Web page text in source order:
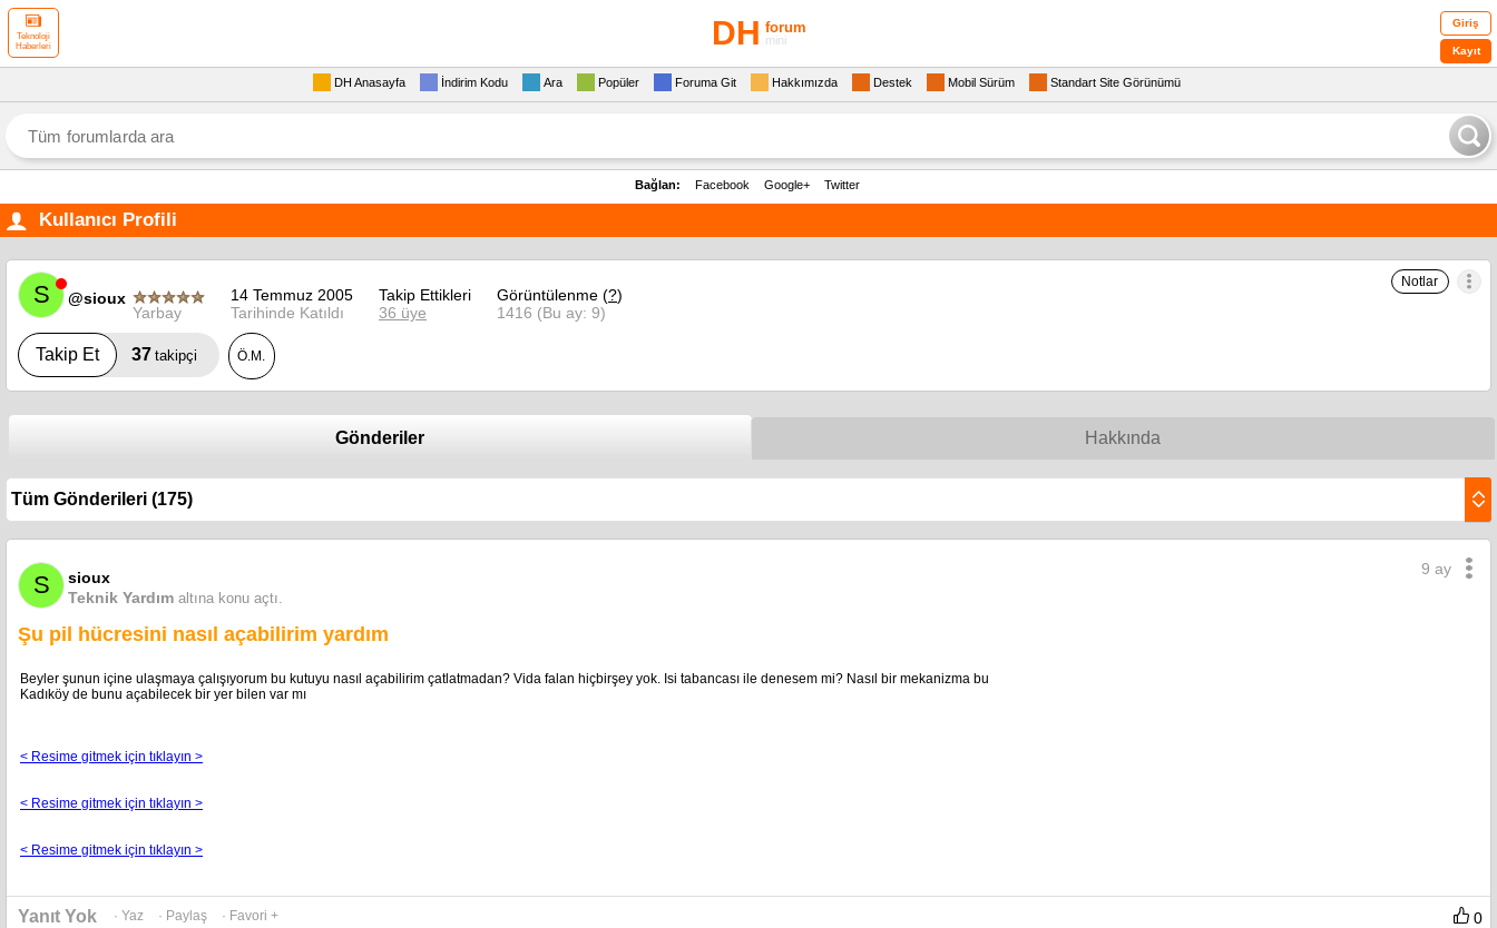
Teknoloji
Haberleri
DH forum
mini
Giriş
Kayıt
DH Anasayfa İndirim Kodu Ara Popüler Foruma Git Hakkımızda Destek Mobil Sürüm Standart Site Görünümü
Bağlan: Facebook Google+ Twitter
Kullanıcı Profili
S @sioux
Notlar
Yarbay
14 Temmuz 2005
Tarihinde Katıldı
Takip Ettikleri
36 üye
Görüntülenme (?)
1416 (Bu ay: 9)
Takip Et 37 takipçi Ö.M.
Gönderiler Hakkında
S
sioux
Teknik Yardım altına konu açtı.
9 ay
Şu pil hücresini nasıl açabilirim yardım
Beyler şunun içine ulaşmaya çalışıyorum bu kutuyu nasıl açabilirim çatlatmadan? Vida falan hiçbirşey yok. Isi tabancası ile denesem mi? Nasıl bir mekanizma bu
Kadıköy de bunu açabilecek bir yer bilen var mı
< Resime gitmek için tıklayın >
< Resime gitmek için tıklayın >
< Resime gitmek için tıklayın >
Yanıt Yok · Yaz · Paylaş · Favori + 0